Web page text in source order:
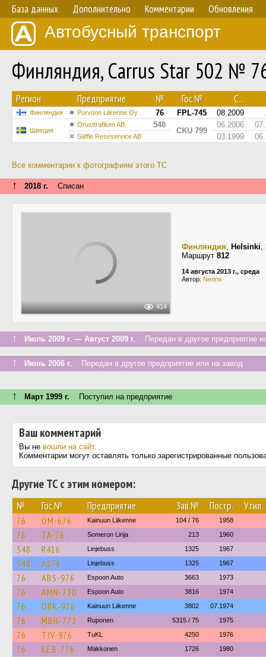
База данных Дополнительно Комментарии Обновления
Автобусный транспорт
Финляндия, Carrus Star 502 №
Регион Предприятие № Гос.№ С...
Финляндия Porvoon Liikenne Oy 76 FPL-745 08.2009
Швеция
Orusttrafiken AB 548
CKU 799
06.2006
Säffle Reseservice AB 03.1999
Все комментарии к фотографиям этого ТС
↑ 2018 г. Списан
414
Финляндия, Helsinki,
Маршрут 812
14 августа 2013 г., среда
Автор: Neons
↑ Июль 2009 г. — Август 2009 г. Передан в другое предприятие
↑ Июнь 2006 г. Передан в другое предприятие или на завод
↑ Март 1999 г. Поступил на предприятие
Ваш комментарий
Вы не вошли на сайт.
Комментарии могут оставлять только зарегистрированные
Другие ТС с этим номером:
№ Гос.№ Предприятие Зав.№ Постр. Утил.
76 OM-676 Kainuun Liikenne 104 / 76 1958
76 TÄ-76 Someron Linja 213 1960
548 R416 Linjebuss 1325 1967
548 A176 Linjebuss 1325 1967
76 ABS-976 Espoon Auto 3663 1973
76 AMN-730 Espoon Auto 3816 1974
76 OBK-976 Kainuun Liikenne 3802 07.1974
76 MBH-772 Ruponen 5315 / 75 1975
76 TJV-976 TuKL 4250 1976
76 KEB-776 Makkonen 1726 1980